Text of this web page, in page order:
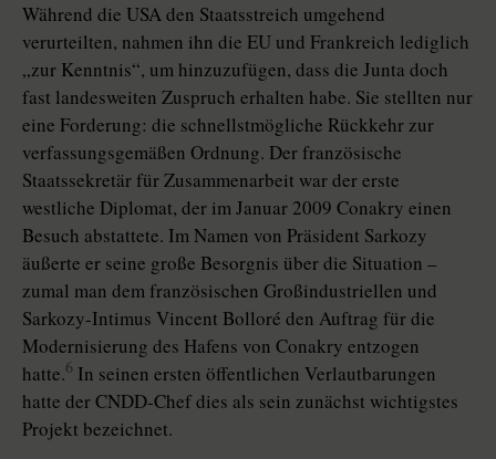
Während die USA den Staatsstreich umgehend
verurteilten, nahmen ihn die EU und Frankreich lediglich
„zur Kenntnis“, um hinzuzufügen, dass die Junta doch
fast landesweiten Zuspruch erhalten habe. Sie stellten nur
eine Forderung: die schnellstmögliche Rückkehr zur
verfassungsgemäßen Ordnung. Der französische
Staatssekretär für Zusammenarbeit war der erste
westliche Diplomat, der im Januar 2009 Conakry einen
Besuch abstattete. Im Namen von Präsident Sarkozy
äußerte er seine große Besorgnis über die Situation –
zumal man dem französischen Großindustriellen und
Sarkozy-Intimus Vincent Bolloré den Auftrag für die
Modernisierung des Hafens von Conakry entzogen
hatte.6 In seinen ersten öffentlichen Verlautbarungen
hatte der CNDD-Chef dies als sein zunächst wichtigstes
Projekt bezeichnet.